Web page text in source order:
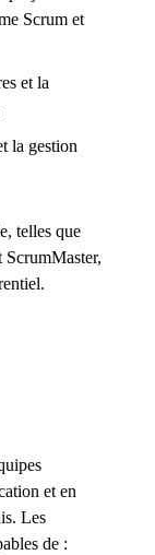
Scrum et
et la
la gestion
telles que
et en
Les
de :